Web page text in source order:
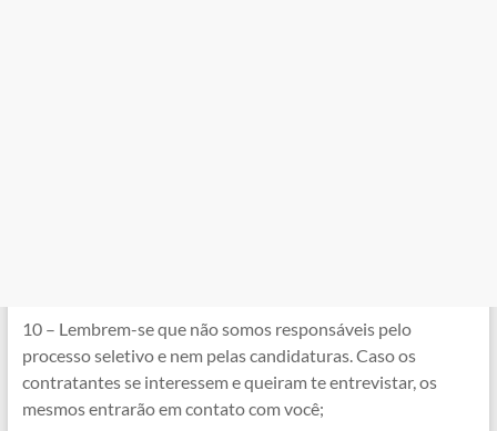
10 – Lembrem-se que não somos responsáveis pelo
processo seletivo e nem pelas candidaturas. Caso os
contratantes se interessem e queiram te entrevistar, os
mesmos entrarão em contato com você;